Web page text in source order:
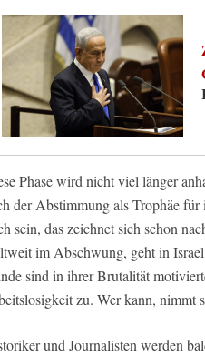
Phase wird nicht viel länger
der Abstimmung als Trophäe
sein, das zeichnet sich schon
im Abschwung, geht in
sind in ihrer Brutalität
zu. Wer kann, nimmt
und Journalisten werden